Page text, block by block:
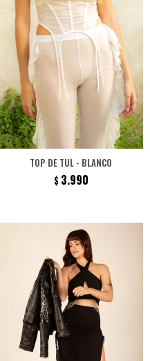
TOP DE TUL - BLANCO
$ 3.990